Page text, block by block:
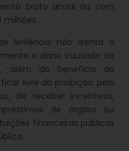
bruto anual ou com
milhões.
leniência não isenta a
o dano causado ao
além do benefício da
livre da proibição, pelo
de receber incentivos,
de órgãos ou
financeiras públicas